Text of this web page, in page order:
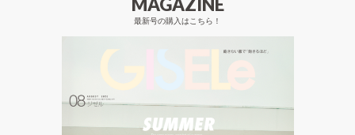
最新号の購入はこちら！